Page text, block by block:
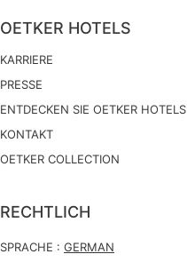
OETKER HOTELS
KARRIERE
PRESSE
ENTDECKEN SIE OETKER HOTELS
KONTAKT
OETKER COLLECTION
RECHTLICH
SPRACHE : GERMAN